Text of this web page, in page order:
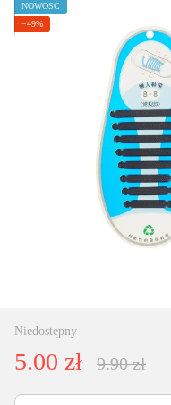
NOWOŚĆ
−49%
Niedostępny
5.00 zł 9.90 zł